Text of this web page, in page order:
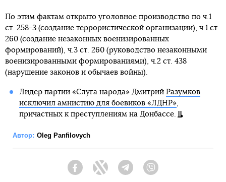
По этим фактам открыто уголовное производство по ч.1
ст. 258-3 (создание террористической организации), ч.1 ст.
260 (создание незаконных военизированных
формирований), ч.3 ст. 260 (руководство незаконными
военизированными формированиями), ч.2 ст. 438
(нарушение законов и обычаев войны).
Лидер партии «Слуга народа» Дмитрий Разумков
исключил амнистию для боевиков «ЛДНР»,
причастных к преступлениям на Донбассе.
Автор: Oleg Panfilovych
FacebookTwitter Telegram